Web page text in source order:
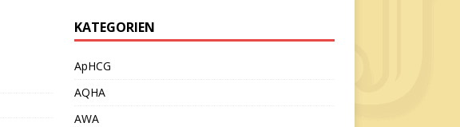
KATEGORIEN
ApHCG
AQHA
AWA